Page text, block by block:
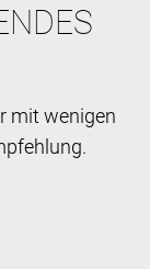
mit wenigen